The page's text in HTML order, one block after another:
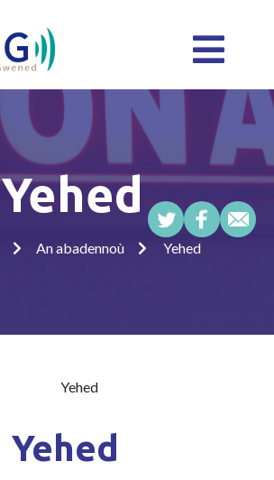
Yehed
An abadennoù Yehed
Yehed